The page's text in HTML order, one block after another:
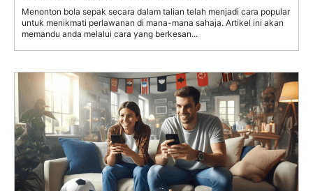
Menonton bola sepak secara dalam talian telah menjadi cara popular
untuk menikmati perlawanan di mana-mana sahaja. Artikel ini akan
memandu anda melalui cara yang berkesan...